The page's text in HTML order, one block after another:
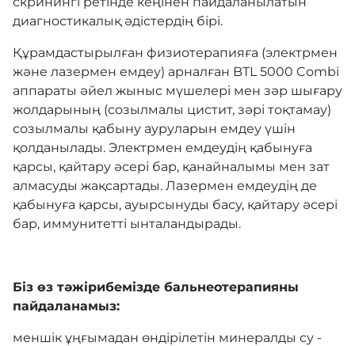
Сатып алу
COVID-19
Комплаенс
Нашар көретіндерге
арналған нұсқа
диагностикалық әдістердің бірі.
Құрамдастырылған физиотерапияға (электрмен
және лазермен емдеу) арналған BTL 5000 Combi
аппараты әйел жыныс мүшелері мен зәр шығару
жолдарының (созылмалы цистит, зәрі тоқтамау)
созылмалы қабыну ауруларын емдеу үшін
қолданылады. Электрмен емдеудің қабынуға
қарсы, қайтару әсері бар, қанайналымы мен зат
алмасуды жақсартады. Лазермен емдеудің де
қабынуға қарсы, ауырсынуды басу, қайтару әсері
бар, иммунитетті ынталандырады.
Біз өз тәжірибемізде бальнеотерапияны
пайдаланамыз:
меншік ұңғымадан өндірілетін минералды су -